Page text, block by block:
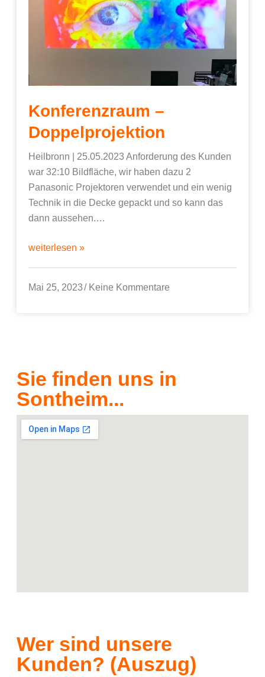
Konferenzraum –
Doppelprojektion
Heilbronn | 25.05.2023 Anforderung des Kunden
war 32:10 Bildfläche, wir haben dazu 2
Panasonic Projektoren verwendet und ein wenig
Technik in die Decke gepackt und so kann das
dann aussehen.…
weiterlesen »
Mai 25, 2023 Keine Kommentare
Sie finden uns in
Sontheim...
Wer sind unsere
Kunden? (Auszug)